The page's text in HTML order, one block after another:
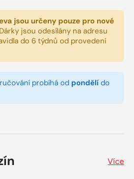
jsou určeny pouze pro nové
Dárky jsou odesílány na adresu
do 6 týdnů od provedení
probíhá od pondělí do
Více